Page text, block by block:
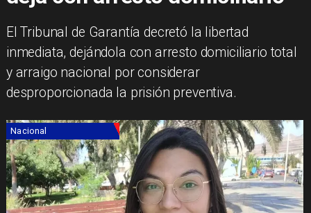
El Tribunal de Garantía decretó la libertad
inmediata, dejándola con arresto domiciliario total
y arraigo nacional por considerar
desproporcionada la prisión preventiva.
Nacional